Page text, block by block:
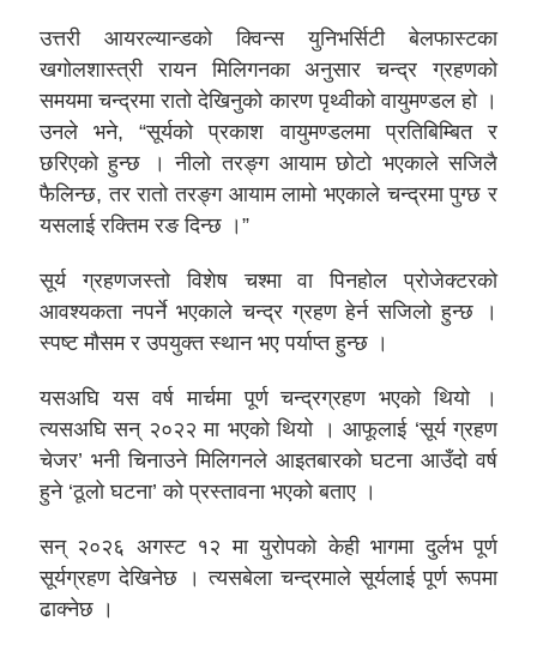
उत्तरी आयरल्यान्डको क्विन्स युनिभर्सिटी बेलफास्टका
खगोलशास्त्री रायन मिलिगनका अनुसार चन्द्र ग्रहणको
समयमा चन्द्रमा रातो देखिनुको कारण पृथ्वीको वायुमण्डल हो ।
उनले भने, “सूर्यको प्रकाश वायुमण्डलमा प्रतिबिम्बित र
छरिएको हुन्छ । नीलो तरङ्ग आयाम छोटो भएकाले सजिलै
फैलिन्छ, तर रातो तरङ्ग आयाम लामो भएकाले चन्द्रमा पुग्छ र
यसलाई रक्तिम रङ दिन्छ ।”
सूर्य ग्रहणजस्तो विशेष चश्मा वा पिनहोल प्रोजेक्टरको
आवश्यकता नपर्ने भएकाले चन्द्र ग्रहण हेर्न सजिलो हुन्छ ।
स्पष्ट मौसम र उपयुक्त स्थान भए पर्याप्त हुन्छ ।
यसअघि यस वर्ष मार्चमा पूर्ण चन्द्रग्रहण भएको थियो ।
त्यसअघि सन् २०२२ मा भएको थियो । आफूलाई ‘सूर्य ग्रहण
चेजर’ भनी चिनाउने मिलिगनले आइतबारको घटना आउँदो वर्ष
हुने ‘ठूलो घटना’ को प्रस्तावना भएको बताए ।
सन् २०२६ अगस्ट १२ मा युरोपको केही भागमा दुर्लभ पूर्ण
सूर्यग्रहण देखिनेछ । त्यसबेला चन्द्रमाले सूर्यलाई पूर्ण रूपमा
ढाक्नेछ ।